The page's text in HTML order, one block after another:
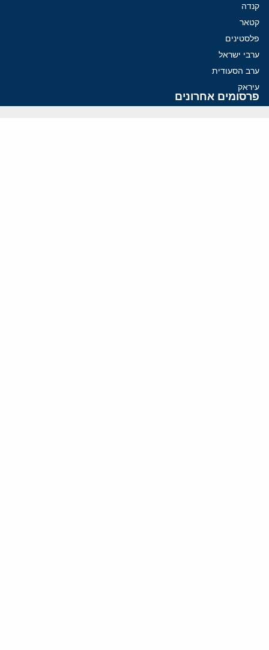
קנדה
קטאר
פלסטינים
ערבי ישראל
ערב הסעודית
עיראק
פרסומים אחרונים